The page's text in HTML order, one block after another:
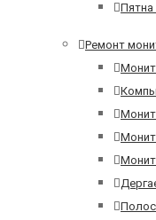
Пятна
Ремонт